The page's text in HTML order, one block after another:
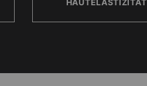
HAUTELASTIZITÄT